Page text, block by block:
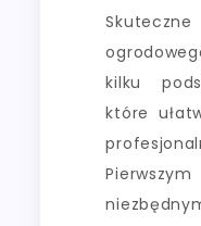
kilku
które